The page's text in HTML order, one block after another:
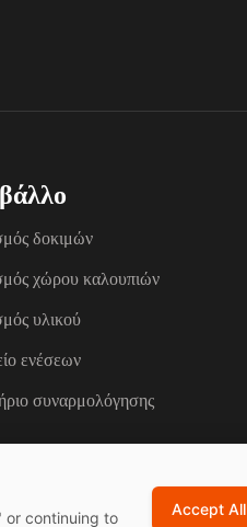
δοκιμών
χώρου καλουπιών
υλικού
ενέσεων
συναρμολόγησης
or continuing to Accept All